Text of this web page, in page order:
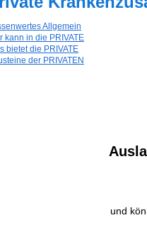
Allgemein
kann in die PRIVATE
bietet die PRIVATE
der PRIVATEN
und